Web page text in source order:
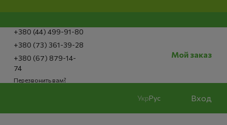
+380 (44) 499-91-80
+380 (73) 361-39-28
+380 (67) 879-14-
74
Перезвонить вам?
Мой заказ
УкрРус Вход